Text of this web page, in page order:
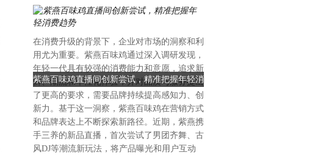
紫燕百味鸡直播间创新尝试，精准把握年轻消
费趋势
在消费升级的背景下，企业对市场的洞察和利
用尤为重要。紫燕百味鸡通过深入调研发现，
年轻一代具有较强的消费能力和意愿，追求新
鲜、潮流和个性化体验，并对品质与服务提出
了更高的要求，需要品牌持续提高感知力、创
新力。基于这一洞察，紫燕百味鸡在营销方式
和品牌表达上不断探索新路径。近期，紫燕携
手三养的新品直播，首次尝试了男团齐舞、古
风DJ等潮流新玩法，将产品曝光和用户互动